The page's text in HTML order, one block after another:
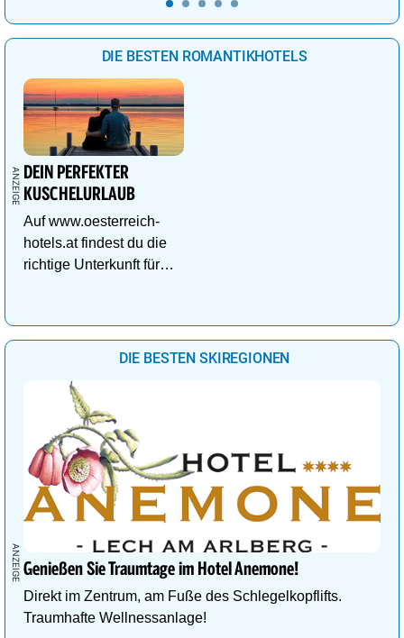
DIE BESTEN ROMANTIKHOTELS
DEIN PERFEKTER
KUSCHELURLAUB
Auf www.oesterreich-
hotels.at findest du die
richtige Unterkunft für
DIE BESTEN SKIREGIONEN
Genießen Sie Traumtage im Hotel Anemone!
Direkt im Zentrum, am Fuße des Schlegelkopflifts.
Traumhafte Wellnessanlage!